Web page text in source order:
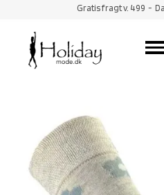
Gratis fragt v. 499 -